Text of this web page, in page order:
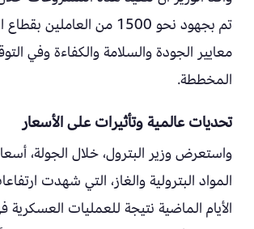
تم بجهود نحو 1500 من
معايير الجودة والسلامة والكفاءة وفي
المخططة.
تحديات عالمية وتأثيرات على الأسعار
واستعرض وزير البترول، خلال الجولة،
المواد البترولية والغاز، التي شهدت
الأيام الماضية نتيجة للعمليات العسكرية